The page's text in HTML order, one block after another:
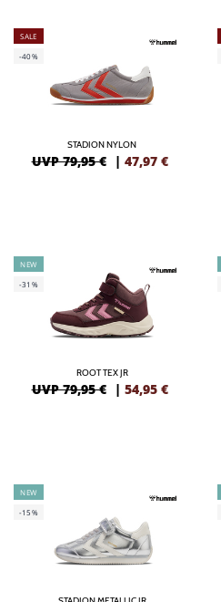
SALE
-40%
STADION NYLON
UVP 79,95 € | 47,97 €
NEW
-31%
ROOT TEX JR
UVP 79,95 € | 54,95 €
NEW
-15%